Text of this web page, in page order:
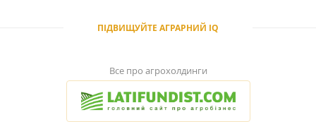
ПІДВИЩУЙТЕ АГРАРНИЙ IQ
Все про агрохолдинги